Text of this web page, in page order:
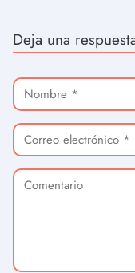
Deja una